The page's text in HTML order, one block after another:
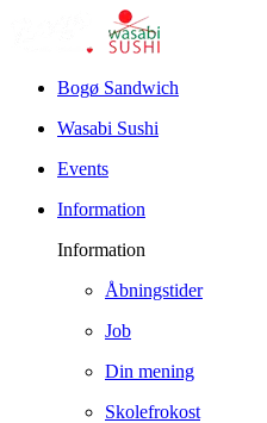
Bogø Sandwich
Wasabi Sushi
Events
Information
Information
Åbningstider
Job
Din mening
Skolefrokost